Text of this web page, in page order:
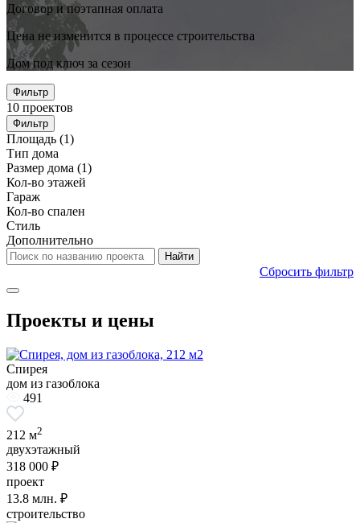
Договор и поэтапная оплата
Цена не изменится в процессе строительства
Дом под ключ за сезон
Фильтр
10 проектов
Фильтр
Площадь (1)
Тип дома
Размер дома (1)
Кол-во этажей
Гараж
Кол-во спален
Стиль
Дополнительно
Сбросить фильтр
Проекты и цены
Спирея
дом из газоблока
491
212 м2
двухэтажный
318 000 ₽
проект
13.8 млн. ₽
строительство